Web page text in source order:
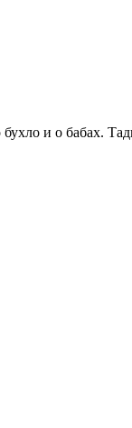
и о бабах.